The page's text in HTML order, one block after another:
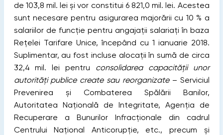
de 103,8 mil. lei și vor constitui 6 821,0 mil. lei. Acestea
sunt necesare pentru asigurarea majorării cu 10 % a
salariilor de funcție pentru angajații salariați în baza
Rețelei Tarifare Unice, începând cu 1 ianuarie 2018.
Suplimentar, au fost incluse alocații în sumă de circa
32,4 mil. lei pentru consolidarea capacității unor
autorități publice create sau reorganizate– Serviciul
Prevenirea și Combaterea Spălării Banilor,
Autoritatea Națională de Integritate, Agenția de
Recuperare a Bunurilor Infracționale din cadrul
Centrului Național Anticorupție, etc., precum și